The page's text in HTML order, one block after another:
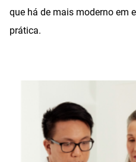
que há de mais moderno em
prática.